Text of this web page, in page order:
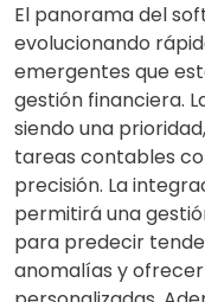
El panorama del
evolucionando
emergentes que
gestión financiera.
siendo una
tareas contables
precisión. La
permitirá una
para predecir
anomalías y